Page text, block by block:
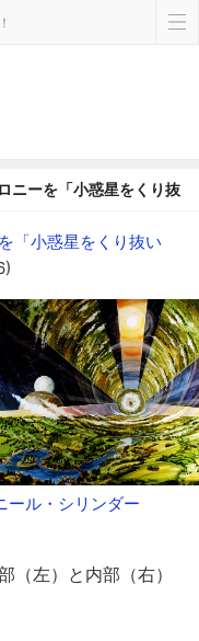
ニーを「小惑星をくり抜
「小惑星をくり抜い
ル・シリンダー
（左）と内部（右）